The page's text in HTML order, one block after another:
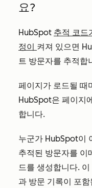
요?
HubSpot 추적 코드
정이 켜져 있으면
트 방문자를 추적합
페이지가 로드될 때
HubSpot은 페이지
합니다.
누군가 HubSpot이
추적된 방문자를 이
드를 생성합니다.
과 방문 기록이 포